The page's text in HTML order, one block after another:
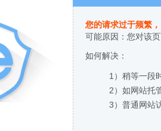
您的请求过于频繁
可能原因：您对该
如何解决：
1）稍等一段
2）如网站托
3）普通网站